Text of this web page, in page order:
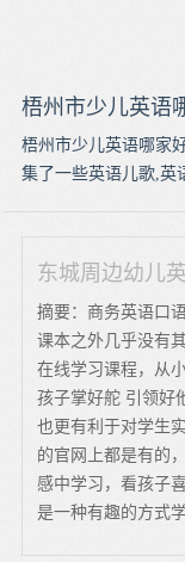
梧州市少儿英语
梧州市少儿英语哪家
集了一些英语儿歌,英
东城周边幼儿
摘要：商务英语口
课本之外几乎没有
在线学习课程，从
孩子掌好舵 引领好
也更有利于对学生
的官网上都是有的
感中学习，看孩子
是一种有趣的方式